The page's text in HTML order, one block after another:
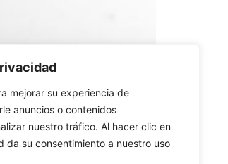
mejorar su experiencia de
anuncios o contenidos
nuestro tráfico. Al hacer clic en
da su consentimiento a nuestro uso